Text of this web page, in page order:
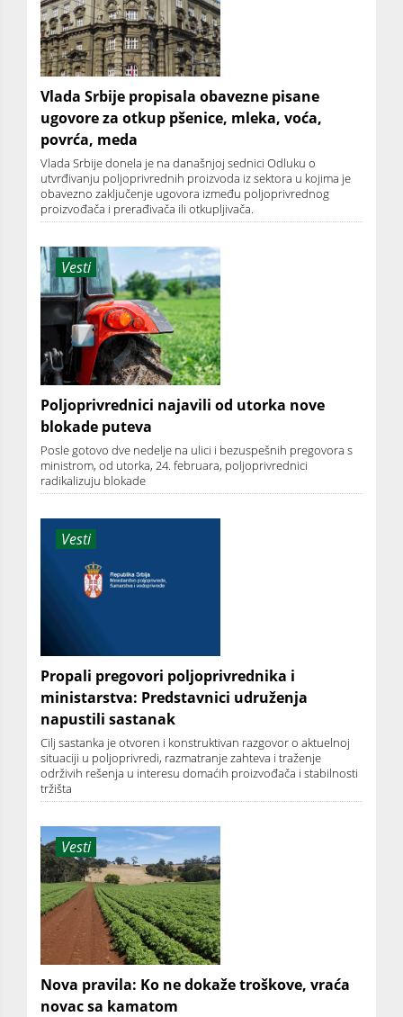
Vlada Srbije propisala obavezne pisane
ugovore za otkup pšenice, mleka, voća,
povrća, meda
Vlada Srbije donela je na današnjoj sednici Odluku o
utvrđivanju poljoprivrednih proizvoda iz sektora u kojima je
obavezno zaključenje ugovora između poljoprivrednog
proizvođača i prerađivača ili otkupljivača.
Vesti
Poljoprivrednici najavili od utorka nove
blokade puteva
Posle gotovo dve nedelje na ulici i bezuspešnih pregovora s
ministrom, od utorka, 24. februara, poljoprivrednici
radikalizuju blokade
Vesti
Propali pregovori poljoprivrednika i
ministarstva: Predstavnici udruženja
napustili sastanak
Cilj sastanka je otvoren i konstruktivan razgovor o aktuelnoj
situaciji u poljoprivredi, razmatranje zahteva i traženje
održivih rešenja u interesu domaćih proizvođača i stabilnosti
tržišta
Vesti
Nova pravila: Ko ne dokaže troškove, vraća
novac sa kamatom